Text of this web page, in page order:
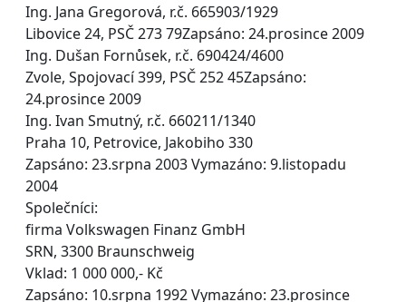
Ing. Jana Gregorová, r.č. 665903/1929
Libovice 24, PSČ 273 79Zapsáno: 24.prosince 2009
Ing. Dušan Fornůsek, r.č. 690424/4600
Zvole, Spojovací 399, PSČ 252 45Zapsáno:
24.prosince 2009
Ing. Ivan Smutný, r.č. 660211/1340
Praha 10, Petrovice, Jakobiho 330
Zapsáno: 23.srpna 2003 Vymazáno: 9.listopadu
2004
Společníci:
firma Volkswagen Finanz GmbH
SRN, 3300 Braunschweig
Vklad: 1 000 000,- Kč
Zapsáno: 10.srpna 1992 Vymazáno: 23.prosince